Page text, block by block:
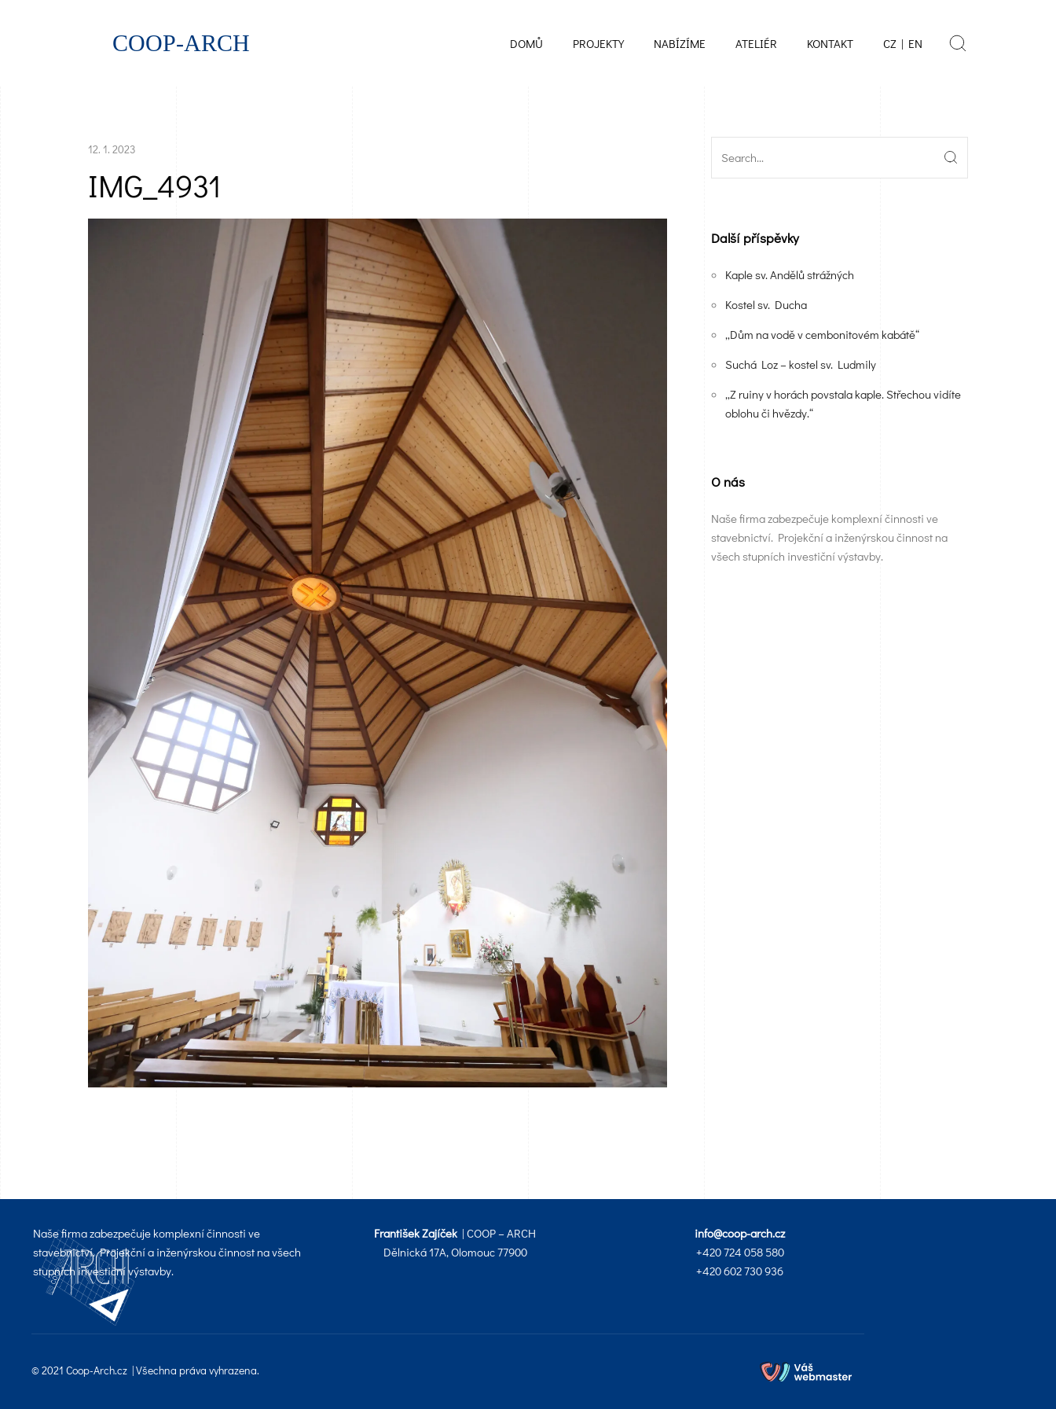
COOP-ARCH DOMŮ PROJEKTY NABÍZÍME ATELIÉR KONTAKT CZ | EN
12. 1. 2023
IMG_4931
Další příspěvky
Kaple sv. Andělů strážných
Kostel sv. Ducha
„Dům na vodě v cembonitovém kabátě“
Suchá Loz – kostel sv. Ludmily
„Z ruiny v horách povstala kaple. Střechou vidíte
oblohu či hvězdy.“
O nás
Naše firma zabezpečuje komplexní činnosti ve
stavebnictví. Projekční a inženýrskou činnost na
všech stupních investiční výstavby.
Naše firma zabezpečuje komplexní činnosti ve
stavebnictví. Projekční a inženýrskou činnost na všech
stupních investiční výstavby.
František Zajíček | COOP – ARCH
Dělnická 17A, Olomouc 77900
info@coop-arch.cz
+420 724 058 580
+420 602 730 936
© 2021 Coop-Arch.cz | Všechna práva vyhrazena.